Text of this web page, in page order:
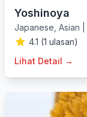
Yoshinoya
Japanese Asian
4.1 (1 ulasan)
Lihat Detail →